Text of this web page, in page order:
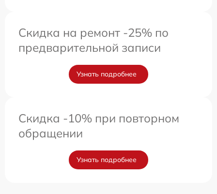
Скидка на ремонт -25% по
предварительной записи
Узнать подробнее
Скидка -10% при повторном
обращении
Узнать подробнее